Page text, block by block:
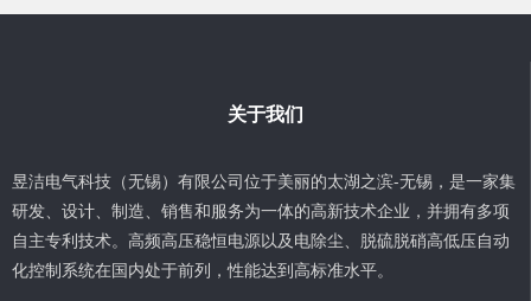
关于我们
昱洁电气科技（无锡）有限公司位于美丽的太湖之滨-无锡，是一家集
研发、设计、制造、销售和服务为一体的高新技术企业，并拥有多项
自主专利技术。高频高压稳恒电源以及电除尘、脱硫脱硝高低压自动
化控制系统在国内处于前列，性能达到高标准水平。